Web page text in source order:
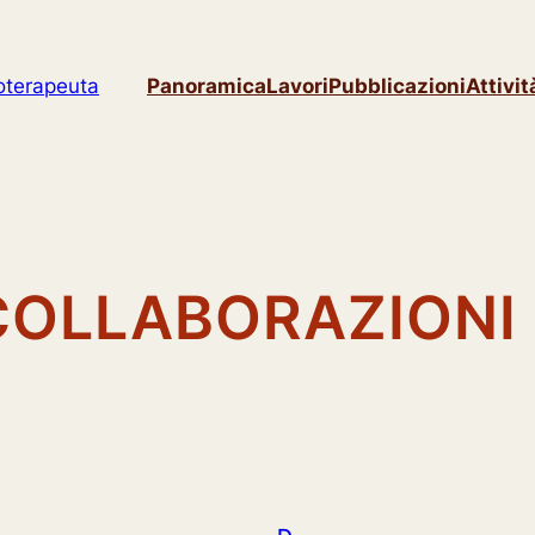
PanoramicaLavoriPubblicazioni